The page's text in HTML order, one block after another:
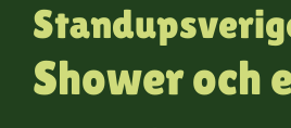
Shower och